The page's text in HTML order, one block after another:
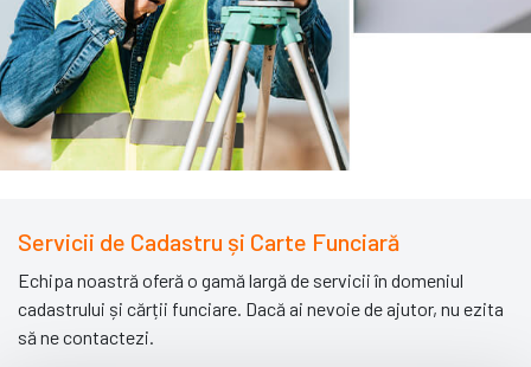
Servicii de Cadastru și Carte Funciară
Echipa noastră oferă o gamă largă de servicii în domeniul
cadastrului și cărții funciare. Dacă ai nevoie de ajutor, nu ezita
să ne contactezi.